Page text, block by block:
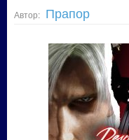
Автор: Прапор